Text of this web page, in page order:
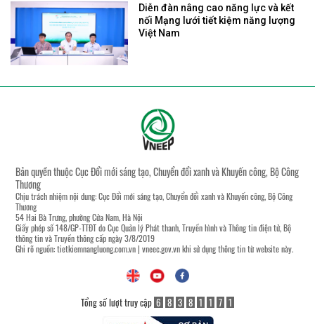
Diễn đàn nâng cao năng lực và kết
nối Mạng lưới tiết kiệm năng lượng
Việt Nam
Bản quyền thuộc Cục Đổi mới sáng tạo, Chuyển đổi xanh và Khuyến công, Bộ Công
Thương
Chịu trách nhiệm nội dung: Cục Đổi mới sáng tạo, Chuyển đổi xanh và Khuyến công, Bộ Công
Thương
54 Hai Bà Trưng, phường Cửa Nam, Hà Nội
Giấy phép số 148/GP-TTĐT do Cục Quản lý Phát thanh, Truyền hình và Thông tin điện tử, Bộ
thông tin và Truyền thông cấp ngày 3/8/2019
Ghi rõ nguồn:tietkiemnangluong.com.vn| vneec.gov.vnkhi sử dụng thông tin từ website này.
Tổng số lượt truy cập 6 8 3 8 1 1 7 1